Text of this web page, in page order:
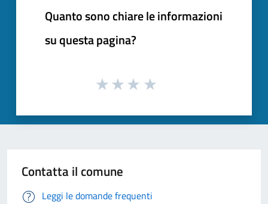
Quanto sono chiare le informazioni
su questa pagina?
Contatta il comune
Leggi le domande frequenti